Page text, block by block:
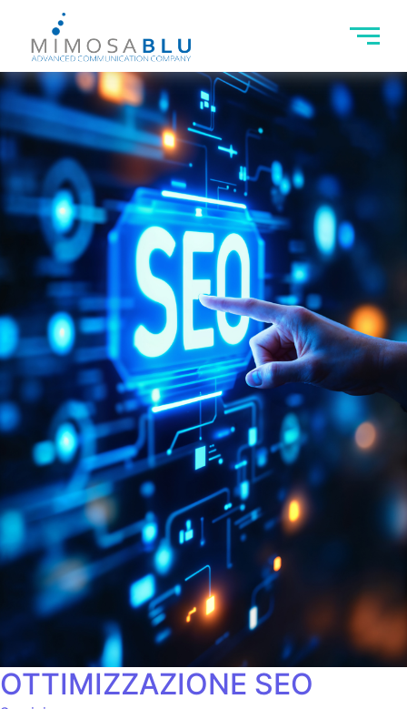
OTTIMIZZAZIONE SEO